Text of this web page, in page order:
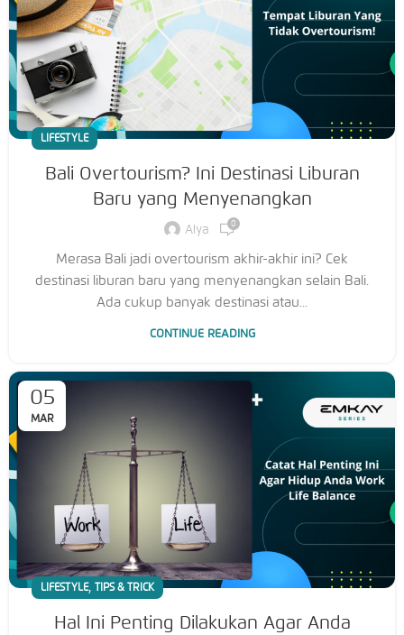
LIFESTYLE
Bali Overtourism? Ini Destinasi Liburan
Baru yang Menyenangkan
Alya 0
Merasa Bali jadi overtourism akhir-akhir ini? Cek
destinasi liburan baru yang menyenangkan selain Bali.
Ada cukup banyak destinasi atau...
CONTINUE READING
05
MAR
LIFESTYLE, TIPS & TRICK
Hal Ini Penting Dilakukan Agar Anda